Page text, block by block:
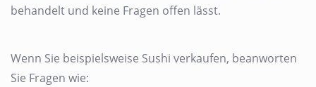
behandelt und keine Fragen offen lässt.
Wenn Sie beispielsweise Sushi verkaufen, beanworten
Sie Fragen wie: